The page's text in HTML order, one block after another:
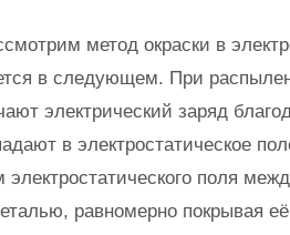
метод окраски в
в следующем. При
электрический заряд
в электростатическое
поля
равномерно покрывая